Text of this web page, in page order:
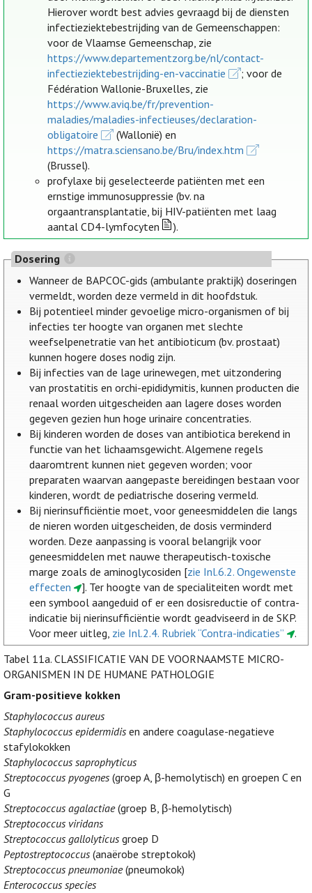
Hierover wordt best advies gevraagd bij de diensten
infectieziektebestrijding van de Gemeenschappen:
voor de Vlaamse Gemeenschap, zie
https://www.departementzorg.be/nl/contact-
infectieziektebestrijding-en-vaccinatie
; voor de
Fédération Wallonie-Bruxelles, zie
https://www.aviq.be/fr/prevention-
maladies/maladies-infectieuses/declaration-
obligatoire
(Wallonië) en
https://matra.sciensano.be/Bru/index.htm
(Brussel).
profylaxe bij geselecteerde patiënten met een
ernstige immunosuppressie (bv. na
orgaantransplantatie, bij HIV-patiënten met laag
aantal CD4-lymfocyten
).
Dosering
Wanneer de BAPCOC-gids (ambulante praktijk) doseringen
vermeldt, worden deze vermeld in dit hoofdstuk.
Bij potentieel minder gevoelige micro-organismen of bij
infecties ter hoogte van organen met slechte
weefselpenetratie van het antibioticum (bv. prostaat)
kunnen hogere doses nodig zijn.
Bij infecties van de lage urinewegen, met uitzondering
van prostatitis en orchi-epididymitis, kunnen producten die
renaal worden uitgescheiden aan lagere doses worden
gegeven gezien hun hoge urinaire concentraties.
Bij kinderen worden de doses van antibiotica berekend in
functie van het lichaamsgewicht. Algemene regels
daaromtrent kunnen niet gegeven worden; voor
preparaten waarvan aangepaste bereidingen bestaan voor
kinderen, wordt de pediatrische dosering vermeld.
Bij nierinsufficiëntie moet, voor geneesmiddelen die langs
de nieren worden uitgescheiden, de dosis verminderd
worden. Deze aanpassing is vooral belangrijk voor
geneesmiddelen met nauwe therapeutisch-toxische
marge zoals de aminoglycosiden [zie Inl.6.2. Ongewenste
effecten
]. Ter hoogte van de specialiteiten wordt met
een symbool aangeduid of er een dosisreductie of contra-
indicatie bij nierinsufficiëntie wordt geadviseerd in de SKP.
Voor meer uitleg, zie Inl.2.4. Rubriek “Contra-indicaties”
.
Tabel 11a. CLASSIFICATIE VAN DE VOORNAAMSTE MICRO-
ORGANISMEN IN DE HUMANE PATHOLOGIE
Gram-positieve kokken
Staphylococcus aureus
Staphylococcus epidermidis en andere coagulase-negatieve
stafylokokken
Staphylococcus saprophyticus
Streptococcus pyogenes (groep A, β-hemolytisch) en groepen C en
G
Streptococcus agalactiae(groep B, β-hemolytisch)
Streptococcus viridans
Streptococcus gallolyticus groep D
Peptostreptococcus (anaërobe streptokok)
Streptococcus pneumoniae(pneumokok)
Enterococcus species